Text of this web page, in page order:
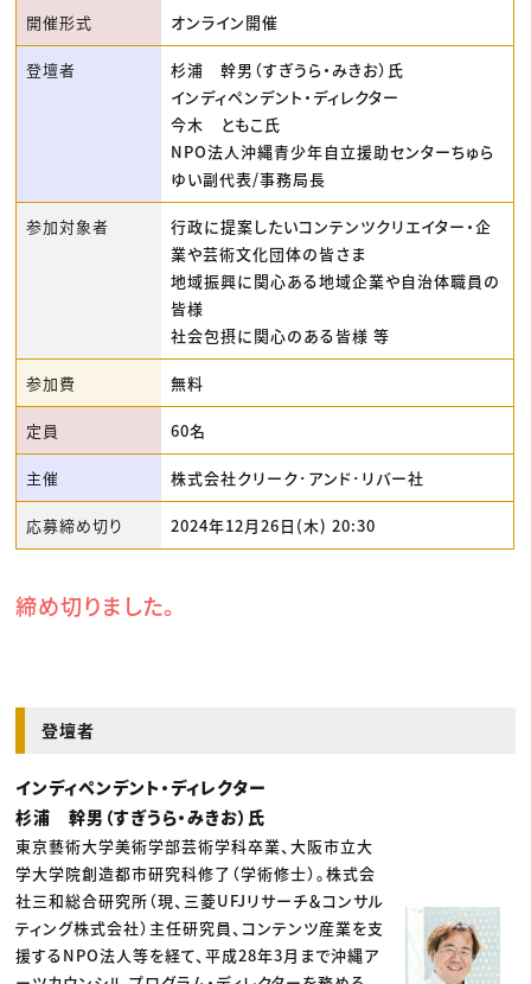
開催形式 オンライン開催
登壇者
杉浦 幹男（すぎうら・みきお）氏
インディペンデント・ディレクター
今木 ともこ氏
NPO法人沖縄青少年自立援助センターちゅら
ゆい副代表/事務局長
参加対象者
行政に提案したいコンテンツクリエイター・企
業や芸術文化団体の皆さま
地域振興に関心ある地域企業や自治体職員の
皆様
社会包摂に関心のある皆様 等
参加費 無料
定員 60名
主催 株式会社クリーク･アンド･リバー社
応募締め切り 2024年12月26日(木) 20:30
締め切りました。
登壇者
インディペンデント・ディレクター
杉浦 幹男（すぎうら・みきお）氏
東京藝術大学美術学部芸術学科卒業、大阪市立大
学大学院創造都市研究科修了（学術修士）。株式会
社三和総合研究所（現、三菱UFJリサーチ＆コンサル
ティング株式会社）主任研究員、コンテンツ産業を支
援するNPO法人等を経て、平成28年3月まで沖縄ア